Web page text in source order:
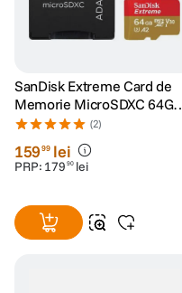
insta 360
SanDisk Extreme Card de
Memorie MicroSDXC 64GB
A2 C10 V30 UHS-I U3 +
Adaptor SD + 1 An
RescuePRO Deluxe
(2)
15999 lei
PRP: 179 90 lei